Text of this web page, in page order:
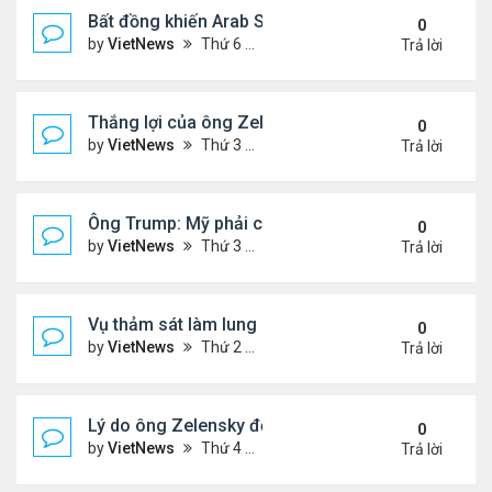
Bất đồng khiến Arab Saudi và UAE từ đồng minh
byVietNews Thứ 6 Tháng 1 02, 2026 5:25 pm
0
Trả lời
Thắng lợi của ông Zelensky khi hội đàm với ông
byVietNews Thứ 3 Tháng 12 30, 2025 4:49 pm
0
Trả lời
Ông Trump: Mỹ phải có được Greenland
byVietNews Thứ 3 Tháng 12 23, 2025 3:11 pm
0
Trả lời
Vụ thảm sát làm lung lay niềm tin với luật kiểm
byVietNews Thứ 2 Tháng 12 15, 2025 4:16 pm
0
Trả lời
Lý do ông Zelensky đổi lập trường về bầu cử tổng
byVietNews Thứ 4 Tháng 12 10, 2025 5:48 pm
0
Trả lời